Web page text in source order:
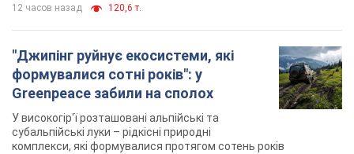
12 часов назад 120,6 т.
"Джипінг руйнує екосистеми, які
формувалися сотні років": у
Greenpeace забили на сполох
У високогір'ї розташовані альпійські та
субальпійські луки – рідкісні природні
комплекси, які формувалися протягом сотень років